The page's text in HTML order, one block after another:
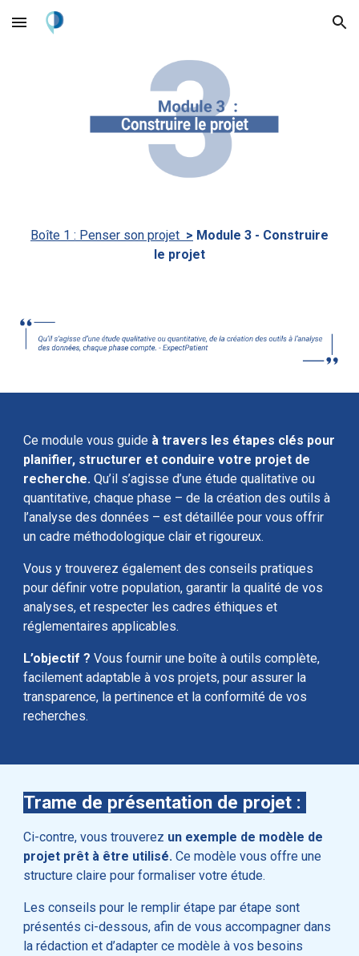
Skip to main content Skip to navigation
Boîte 1 : Penser son projet > Module 3 - Construire
le projet
Ce module vousguide à travers les étapes clés pour
planifier, structurer et conduire votre projet de
recherche. Qu’il s’agisse d’une étude qualitative ou
quantitative, chaque phase – de la création des outils à
l’analyse des données – est détaillée pour vous offrir
un cadre méthodologique clair et rigoureux.
Vous y trouverez également des conseils pratiques
pour définir votre population, garantir la qualité de vos
analyses, et respecter les cadres éthiques et
réglementaires applicables.
L’objectif ?Vous fournir une boîte à outils complète,
facilement adaptable à vos projets, pour assurer la
transparence, la pertinence et la conformité de vos
recherches.
Trame de présentation de projet :
Ci-contre, vous trouverez un exemple de modèle de
projet prêt à être utilisé. Ce modèle vous offre une
structure claire pour formaliser votre étude.
Lesconseils pour le remplir étape par étape sont
présentés ci-dessous, afin de vous accompagner dans
la rédaction et d’adapter ce modèle à vos besoins